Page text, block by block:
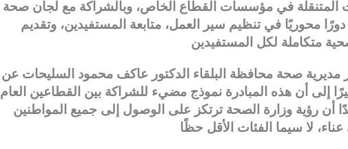
المتنقلة في مؤسسات القطاع الخاص، وبالشراكة مع لجان صحة
دورًا محوريًا في تنظيم سير العمل، متابعة المستفيدين، وتقديم
صحة محافظة البلقاء الدكتور عاكف محمود السليحات عن
إلى أن هذه المبادرة نموذج مضيء للشراكة بين القطاعين العام
رؤية وزارة الصحة ترتكز على الوصول إلى جميع المواطنين